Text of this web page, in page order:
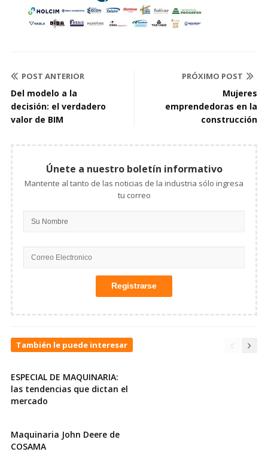
POST ANTERIOR
Del modelo a la
decisión: el verdadero
valor de BIM
PRÓXIMO POST
Mujeres
emprendedoras en la
construcción
Únete a nuestro boletín informativo
Mantente al tanto de las noticias de la industria sólo ingresa
tu correo
También le puede interesar
ESPECIAL DE MAQUINARIA:
las tendencias que dictan el
mercado
Maquinaria John Deere de
COSAMA